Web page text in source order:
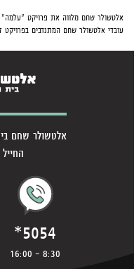
אלטשולר שחם מלווה את פרויקט
עובדי אלטשולר שחם המתנדבים
החייל
*5054
8:30 - 16:00